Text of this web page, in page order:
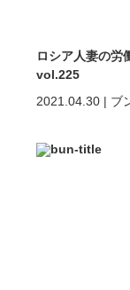
ロシア人妻の労
vol.225
2021.04.30 | ブ